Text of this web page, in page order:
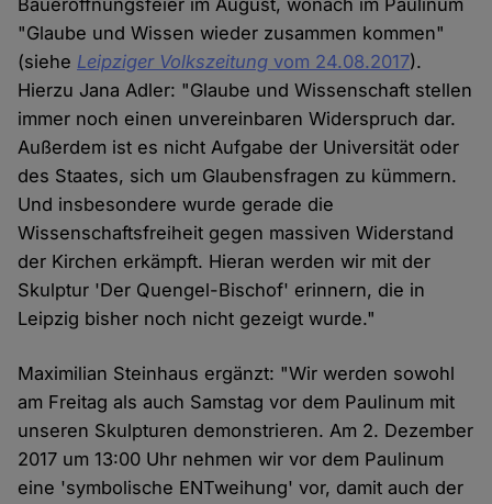
Baueröffnungsfeier im August, wonach im Paulinum
"Glaube und Wissen wieder zusammen kommen"
(siehe Leipziger Volkszeitung vom 24.08.2017).
Hierzu Jana Adler: "Glaube und Wissenschaft stellen
immer noch einen unvereinbaren Widerspruch dar.
Außerdem ist es nicht Aufgabe der Universität oder
des Staates, sich um Glaubensfragen zu kümmern.
Und insbesondere wurde gerade die
Wissenschaftsfreiheit gegen massiven Widerstand
der Kirchen erkämpft. Hieran werden wir mit der
Skulptur 'Der Quengel-Bischof' erinnern, die in
Leipzig bisher noch nicht gezeigt wurde."
Maximilian Steinhaus ergänzt: "Wir werden sowohl
am Freitag als auch Samstag vor dem Paulinum mit
unseren Skulpturen demonstrieren. Am 2. Dezember
2017 um 13:00 Uhr nehmen wir vor dem Paulinum
eine 'symbolische ENTweihung' vor, damit auch der